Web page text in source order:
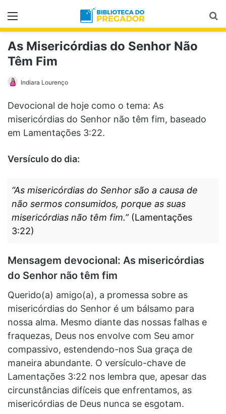
Menu
As Misericórdias do Senhor Não
Têm Fim
Indiara Lourenço
Devocional de hoje como o tema: As
misericórdias do Senhor não têm fim, baseado
em Lamentações 3:22.
Versículo do dia:
“As misericórdias do Senhor são a causa de
não sermos consumidos, porque as suas
misericórdias não têm fim.”(Lamentações
3:22)
Mensagem devocional: As misericórdias
do Senhor não têm fim
Querido(a) amigo(a), a promessa sobre as
misericórdias do Senhor é um bálsamo para
nossa alma. Mesmo diante das nossas falhas e
fraquezas, Deus nos envolve com Seu amor
compassivo, estendendo-nos Sua graça de
maneira abundante. O versículo-chave de
Lamentações 3:22 nos lembra que, apesar das
circunstâncias difíceis que enfrentamos, as
misericórdias de Deus nunca se esgotam.